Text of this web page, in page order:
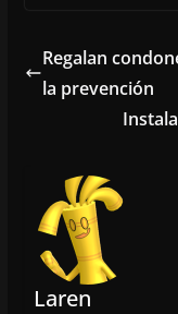
Regalan
la prevención
Laren